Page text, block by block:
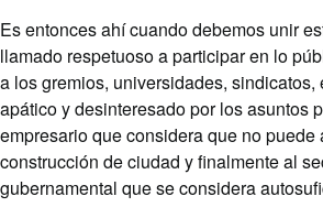
Es entonces ahí cuando debemos unir
llamado respetuoso a participar en lo
a los gremios, universidades, sindicatos,
apático y desinteresado por los asuntos
empresario que considera que no puede
construcción de ciudad y finalmente al
gubernamental que se considera